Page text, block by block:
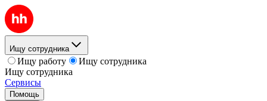
Ищу сотрудника
Ищу работу
Ищу сотрудника
Ищу сотрудника
Сервисы
Помощь